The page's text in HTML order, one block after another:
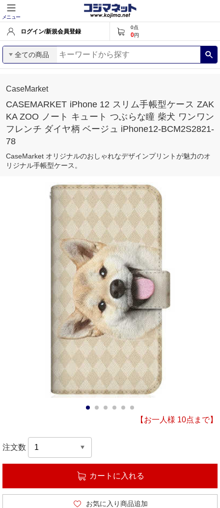
メニュー
ログイン/新規会員登録
0点
0円
全ての商品
CaseMarket
CASEMARKET iPhone 12 スリム手帳型ケース ZAK
KA ZOO ノート キュート つぶらな瞳 柴犬 ワンワン
フレンチ ダイヤ柄 ベージュ iPhone12-BCM2S2821-
78
CaseMarket オリジナルのおしゃれなデザインプリントが魅力のオ
リジナル手帳型ケース。
【お一人様 10点まで】
注文数
カートに入れる
お気に入り商品追加